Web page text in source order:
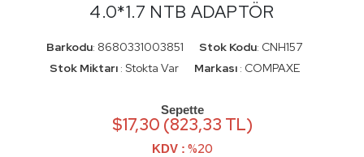
4.0*1.7 NTB ADAPTÖR
Barkodu: 8680331003851 Stok Kodu: CNH157
Stok Miktarı : Stokta Var Markası : COMPAXE
Sepette
$17,30 (823,33 TL)
KDV : %20